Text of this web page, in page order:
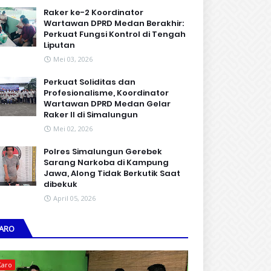
Raker ke-2 Koordinator
Wartawan DPRD Medan Berakhir:
Perkuat Fungsi Kontrol di Tengah
Liputan
Mei 03, 2026
Perkuat Soliditas dan
Profesionalisme, Koordinator
Wartawan DPRD Medan Gelar
Raker II di Simalungun
Mei 02, 2026
Polres Simalungun Gerebek
Sarang Narkoba di Kampung
Jawa, Along Tidak Berkutik Saat
dibekuk
April 05, 2026